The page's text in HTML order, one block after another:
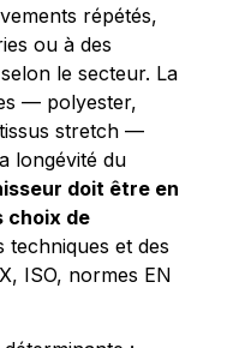
répétés,
ou à des
le secteur. La
— polyester,
stretch —
longévité du
doit être en
choix de
techniques et des
ISO, normes EN